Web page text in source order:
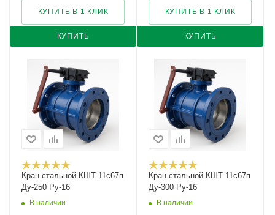
КУПИТЬ
КУПИТЬ В 1 КЛИК
КУПИТЬ
КУПИТЬ В 1 КЛИК
Кран стальной КШТ 11с67п
Ду-250 Ру-16
В наличии
Кран стальной КШТ 11с67п
Ду-300 Ру-16
В наличии